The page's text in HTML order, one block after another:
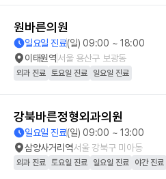
원바른의원
일요일 진료(일) 09:00 ~ 18:00
이태원역서울 용산구 보광동
외과 진료 토요일 진료 일요일 진료
강북바른정형외과의원
일요일 진료(일) 09:00 ~ 13:00
삼양사거리역서울 강북구 미아동
외과 진료 토요일 진료 일요일 진료 야간 진료